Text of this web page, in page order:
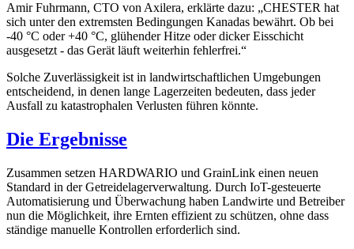
Amir Fuhrmann, CTO von Axilera, erklärte dazu: „CHESTER hat
sich unter den extremsten Bedingungen Kanadas bewährt. Ob bei
-40 °C oder +40 °C, glühender Hitze oder dicker Eisschicht
ausgesetzt - das Gerät läuft weiterhin fehlerfrei.“
Solche Zuverlässigkeit ist in landwirtschaftlichen Umgebungen
entscheidend, in denen lange Lagerzeiten bedeuten, dass jeder
Ausfall zu katastrophalen Verlusten führen könnte.
Die Ergebnisse
Zusammen setzen HARDWARIO und GrainLink einen neuen
Standard in der Getreidelagerverwaltung. Durch IoT-gesteuerte
Automatisierung und Überwachung haben Landwirte und Betreiber
nun die Möglichkeit, ihre Ernten effizient zu schützen, ohne dass
ständige manuelle Kontrollen erforderlich sind.